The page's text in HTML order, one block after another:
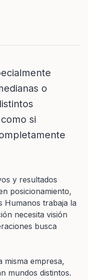
o
si
y resultados
posicionamiento,
Humanos trabaja la
necesita visión
busca
misma empresa,
mundos distintos.